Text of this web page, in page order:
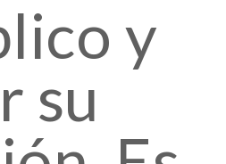
y
su